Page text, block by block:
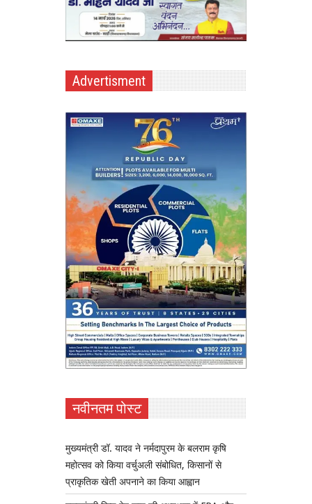
Advertisment
नवीनतम पोस्ट
मुख्यमंत्री डॉ. यादव ने नर्मदापुरम के बलराम कृषि
महोत्सव को किया वर्चुअली संबोधित, किसानों से
प्राकृतिक खेती अपनाने का किया आह्वान